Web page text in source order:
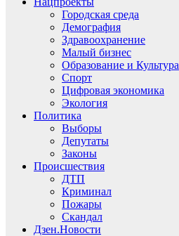
Городская среда
Демография
Здравоохранение
Малый бизнес
Образование и Культура
Спорт
Цифровая экономика
Экология
Политика
Выборы
Депутаты
Законы
Происшествия
ДТП
Криминал
Пожары
Скандал
Дзен.Новости